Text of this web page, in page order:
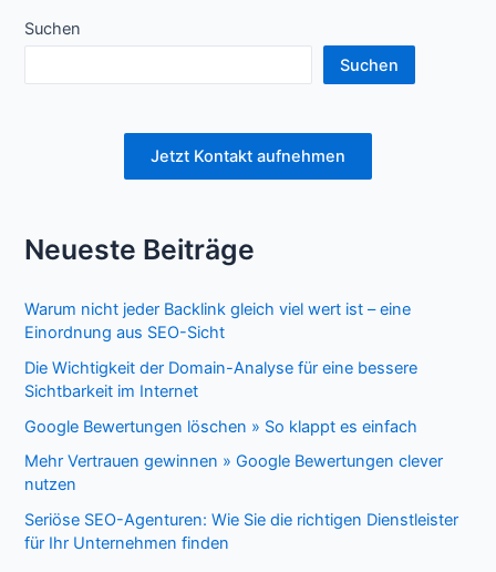
Suchen
Suchen
Jetzt Kontakt aufnehmen
Neueste Beiträge
Warum nicht jeder Backlink gleich viel wert ist – eine
Einordnung aus SEO-Sicht
Die Wichtigkeit der Domain-Analyse für eine bessere
Sichtbarkeit im Internet
Google Bewertungen löschen » So klappt es einfach
Mehr Vertrauen gewinnen » Google Bewertungen clever
nutzen
Seriöse SEO-Agenturen: Wie Sie die richtigen Dienstleister
für Ihr Unternehmen finden